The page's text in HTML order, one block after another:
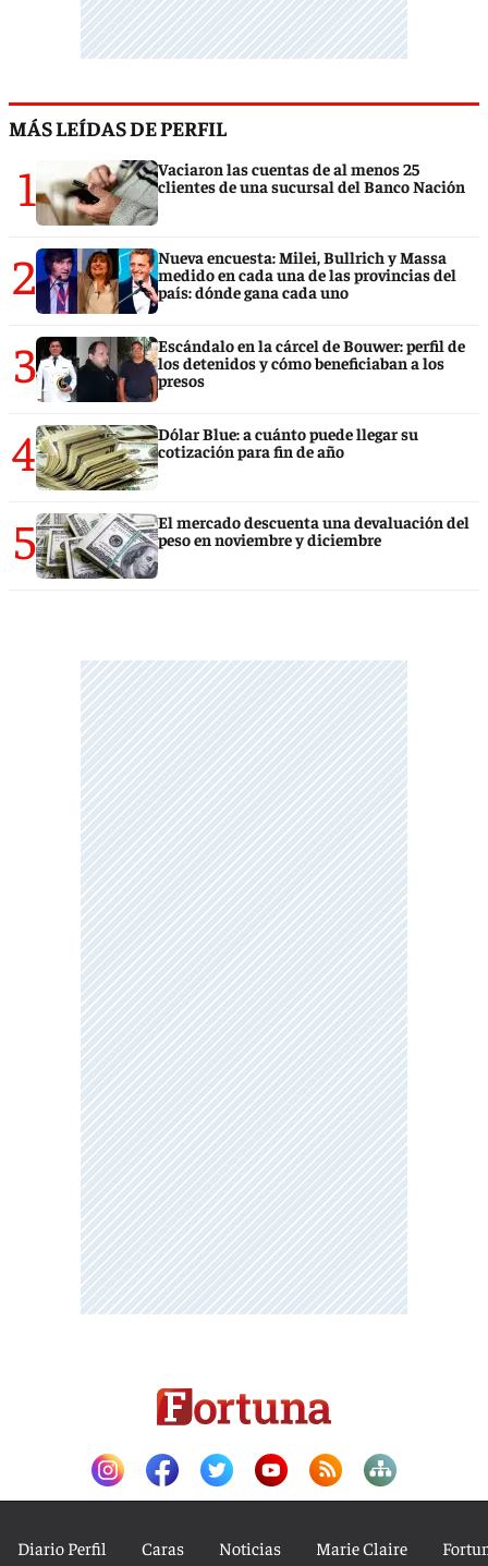
MÁS LEÍDAS DE PERFIL
1
Vaciaron las cuentas de al menos 25
clientes de una sucursal del Banco Nación
2
Nueva encuesta: Milei, Bullrich y Massa
medido en cada una de las provincias del
país: dónde gana cada uno
3
Escándalo en la cárcel de Bouwer: perfil de
los detenidos y cómo beneficiaban a los
presos
4
Dólar Blue: a cuánto puede llegar su
cotización para fin de año
5
El mercado descuenta una devaluación del
peso en noviembre y diciembre
Diario Perfil Caras Noticias Marie Claire